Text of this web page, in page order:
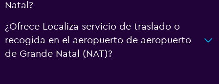
Natal?
¿Ofrece Localiza servicio de traslado o
recogida en el aeropuerto de aeropuerto
de Grande Natal (NAT)?